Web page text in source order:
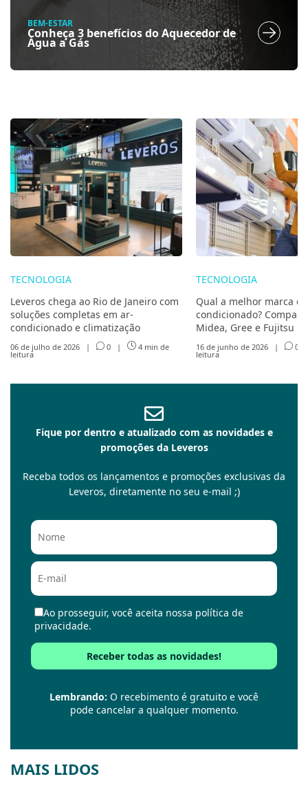
BEM-ESTAR
Conheça 3 benefícios do Aquecedor de
Água a Gás
TECNOLOGIA
Leveros chega ao Rio de Janeiro com
soluções completas em ar-
condicionado e climatização
06 de julho de 2026 | 0 | 4 min de
leitura
TECNOLOGIA
Qual a melhor marca
condicionado?
Midea, Gree e Fujitsu
16 de junho de 2026 | 0
leitura
Fique por dentro e atualizado com as novidades e
promoções da Leveros
Receba todos os lançamentos e promoções exclusivas da
Leveros, diretamente no seu e-mail ;)
Ao prosseguir, você aceita nossa política de
privacidade.
Lembrando: O recebimento é gratuito e você
pode cancelar a qualquer momento.
MAIS LIDOS